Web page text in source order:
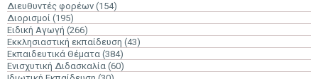
Διευθυντές φορέων (154)
Διορισμοί (195)
Ειδική Αγωγή (266)
Εκκλησιαστική εκπαίδευση (43)
Εκπαιδευτικά Θέματα (384)
Ενισχυτική Διδασκαλία (60)